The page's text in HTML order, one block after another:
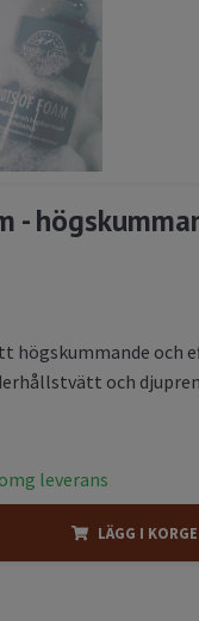
-
högskummande och
och
leverans
LÄGG I